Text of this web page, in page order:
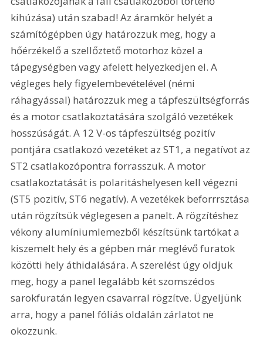
kihúzása) után szabad! Az áramkör helyét a
számítógépben úgy határozzuk meg, hogy a
hőérzékelő a szellőztető motorhoz közel a
tápegységben vagy afelett helyezkedjen el. A
végleges hely figyelembevételével (némi
ráhagyással) határozzuk meg a tápfeszültségforrás
és a motor csatlakoztatására szolgáló vezetékek
hosszúságát. A 12 V-os tápfeszültség pozitív
pontjára csatlakozó vezetéket az ST1, a negatívot az
ST2 csatlakozópontra forrasszuk. A motor
csatlakoztatását is polaritáshelyesen kell végezni
(ST5 pozitív, ST6 negatív). A vezetékek beforrrsztása
után rögzítsük véglegesen a panelt. A rögzítéshez
vékony alumíniumlemezből készítsünk tartókat a
kiszemelt hely és a gépben már meglévő furatok
közötti hely áthidalására. A szerelést úgy oldjuk
meg, hogy a panel legalább két szomszédos
sarokfuratán legyen csavarral rögzítve. Ügyeljünk
arra, hogy a panel fóliás oldalán zárlatot ne
okozzunk.